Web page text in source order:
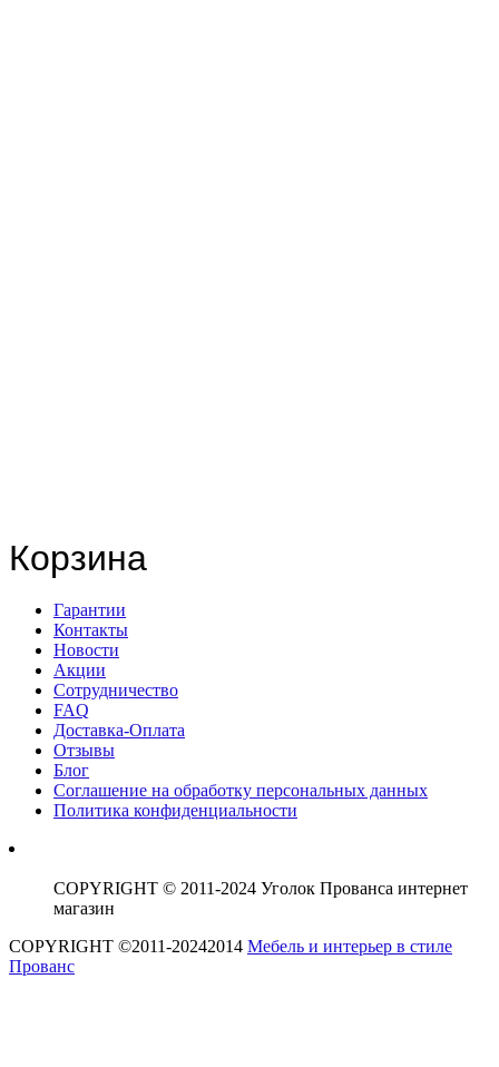
Корзина
Гарантии
Контакты
Новости
Акции
Сотрудничество
FAQ
Доставка-Оплата
Отзывы
Блог
Соглашение на обработку персональных данных
Политика конфиденциальности
COPYRIGHT © 2011-2024 Уголок Прованса интернет
магазин
COPYRIGHT ©2011-20242014 Мебель и интерьер в стиле
Прованс